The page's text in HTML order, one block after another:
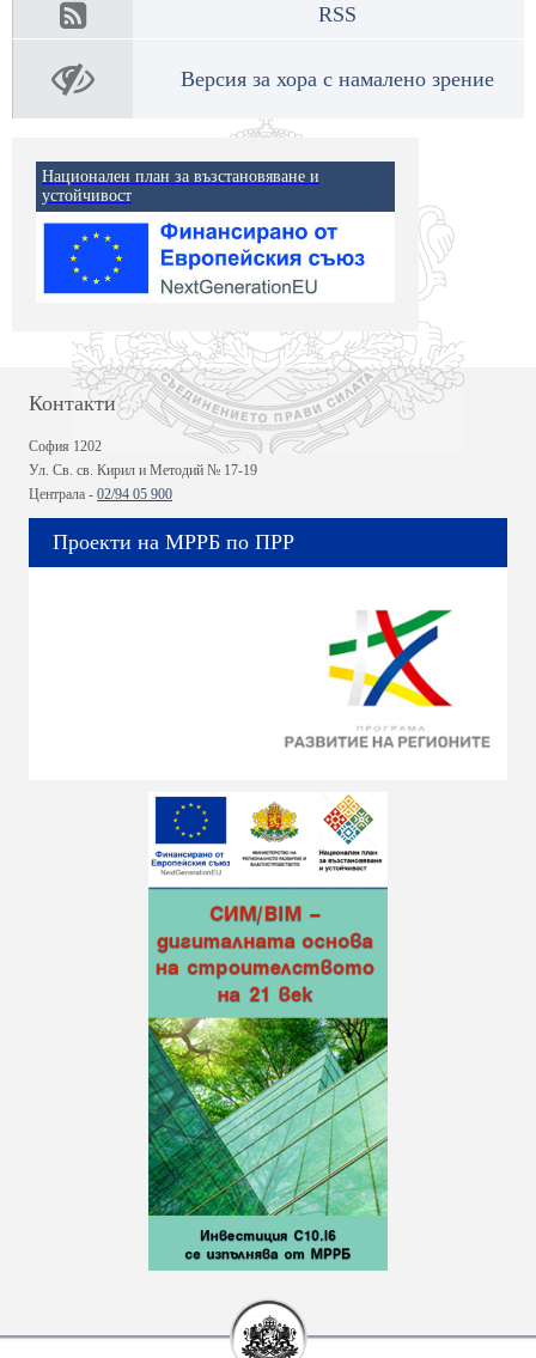
RSS
Версия за хора с намалено зрение
Национален план за възстановяване и
устойчивост
Контакти
София 1202
Ул. Св. св. Кирил и Методий № 17-19
Централа - 02/94 05 900
Проекти на МРРБ по ПРР